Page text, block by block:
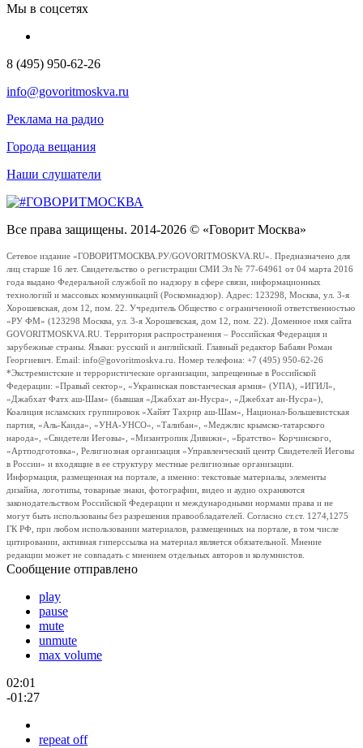
Мы в соцсетях
8 (495) 950-62-26
info@govoritmoskva.ru
Реклама на радио
Города вещания
Наши слушатели
Все права защищены. 2014-2026 © «Говорит Москва»
Сетевое издание «ГОВОРИТМОСКВА.РУ/GOVORITMOSKVA.RU». Предназначено для
лиц старше 16 лет. Свидетельство о регистрации СМИ Эл № 77-64961 от 04 марта 2016
года выдано Федеральной службой по надзору в сфере связи, информационных
технологий и массовых коммуникаций (Роскомнадзор). Адрес: 123298, Москва, ул. 3-я
Хорошевская, дом 12, пом. 22. Учредитель Общество с ограниченной ответственностью
«РУ ФМ» (123298 Москва, ул. 3-я Хорошевская, дом 12, пом. 22). Доменное имя сайта
GOVORITMOSKVA.RU. Территория распространения – Российская Федерация и
зарубежные страны. Языки: русский и английский. Главный редактор Бабаян Роман
Георгиевич. Email: info@govoritmoskva.ru. Номер телефона: +7 (495) 950-62-26
*Экстремистские и террористические организации, запрещенные в Российской
Федерации: «Правый сектор», «Украинская повстанческая армия» (УПА), «ИГИЛ»,
«Джабхат Фатх аш-Шам» (бывшая «Джабхат ан-Нусра», «Джебхат ан-Нусра»),
Коалиция исламских группировок «Хайят Тахрир аш-Шам», Национал-Большевистская
партия, «Аль-Каида», «УНА-УНСО», «Талибан», «Меджлис крымско-татарского
народа», «Свидетели Иеговы», «Мизантропик Дивижн», «Братство» Корчинского,
«Артподготовка», Религиозная организация «Управленческий центр Свидетелей Иеговы
в России» и входящие в ее структуру местные религиозные организации.
Информация, размещенная на портале, а именно: текстовые материалы, элементы
дизайна, логотипы, товарные знаки, фотографии, видео и аудио охраняются
законодательством Российской Федерации и международными нормами права и не
могут быть использованы без разрешения правообладателей. Согласно ст.ст. 1274,1275
ГК РФ, при любом использовании материалов, размещенных на портале, в том числе
цитировании, активная гиперссылка на материал является обязательной. Мнение
редакции может не совпадать с мнением отдельных авторов и колумнистов.
Сообщение отправлено
play
pause
mute
unmute
max volume
02:01
-01:27
repeat off